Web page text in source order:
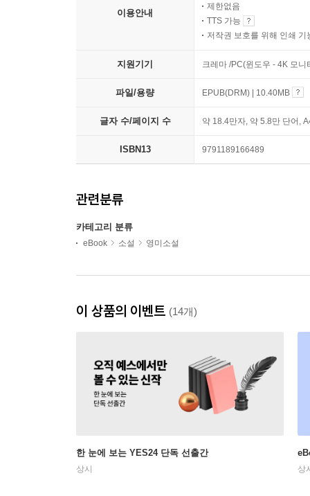
이용안내
제한없음
TTS 가능
저작권 보호를 위해 인쇄 기
지원기기 크레마 /PC(윈도우 - 4K 모
파일/용량 EPUB(DRM) | 10.40MB
글자 수/페이지 수 약 18.4만자, 약 5.8만 단어,
ISBN13 9791189166489
관련분류
카테고리 분류
eBook 소설 영미소설
이 상품의 이벤트 (14개)
한 눈에 보는 YES24 단독 선출간
상시 상